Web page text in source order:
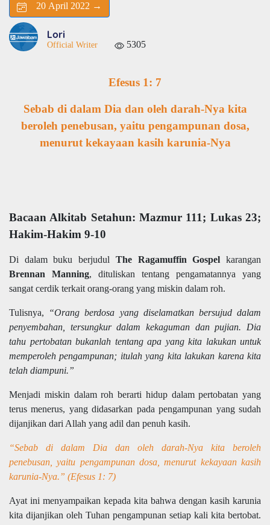
20 April 2022 →
Lori
Official Writer 5305
Efesus 1: 7
Sebab di dalam Dia dan oleh darah-Nya kita
beroleh penebusan, yaitu pengampunan dosa,
menurut kekayaan kasih karunia-Nya
Bacaan Alkitab Setahun: Mazmur 111; Lukas 23;
Hakim-Hakim 9-10
Di dalam buku berjudul The Ragamuffin Gospel karangan
Brennan Manning, dituliskan tentang pengamatannya yang
sangat cerdik terkait orang-orang yang miskin dalam roh.
Tulisnya,
“Orang berdosa yang diselamatkan bersujud dalam
penyembahan, tersungkur dalam kekaguman dan pujian. Dia
tahu pertobatan bukanlah tentang apa yang kita lakukan untuk
memperoleh pengampunan; itulah yang kita lakukan karena kita
telah diampuni.”
Menjadi miskin dalam roh berarti hidup dalam pertobatan yang
terus menerus, yang didasarkan pada pengampunan yang sudah
dijanjikan dari Allah yang adil dan penuh kasih.
“Sebab di dalam Dia dan oleh darah-Nya kita beroleh
penebusan, yaitu pengampunan dosa, menurut kekayaan kasih
karunia-Nya.” (Efesus 1: 7)
Ayat ini menyampaikan kepada kita bahwa dengan kasih karunia
kita dijanjikan oleh Tuhan pengampunan setiap kali kita bertobat.